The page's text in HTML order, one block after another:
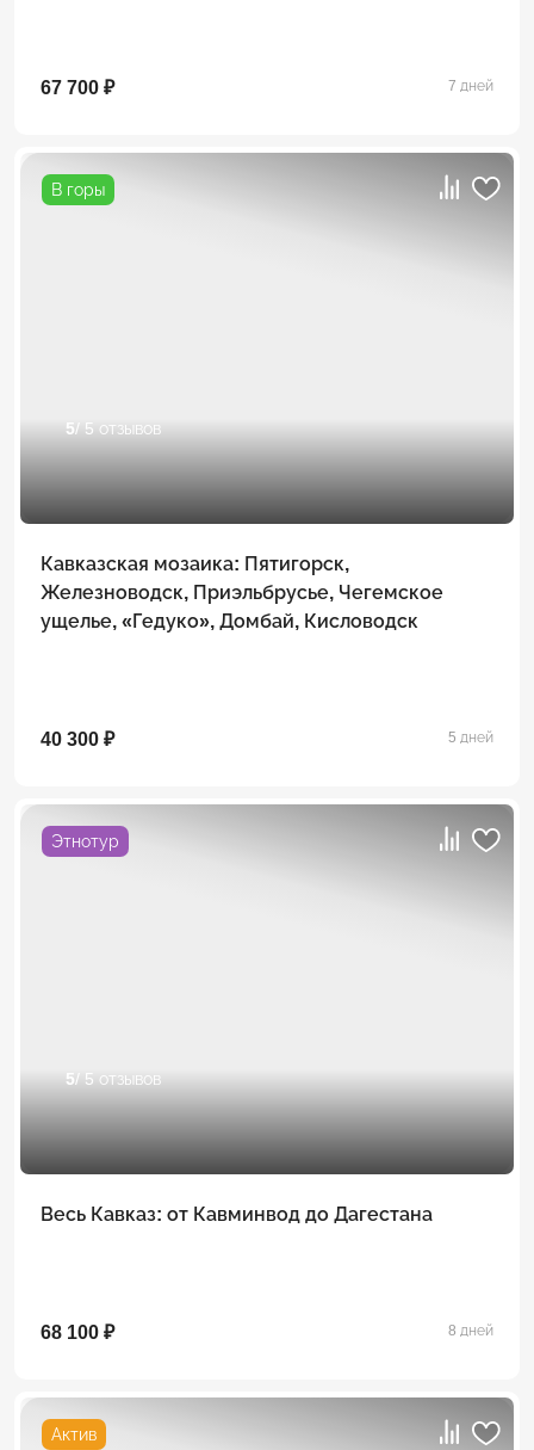
67 700 ₽ 7 дней
В горы
5/ 5 отзывов
Кавказская мозаика: Пятигорск,
Железноводск, Приэльбрусье, Чегемское
ущелье, «Гедуко», Домбай, Кисловодск
40 300 ₽ 5 дней
Этнотур
5/ 5 отзывов
Весь Кавказ: от Кавминвод до Дагестана
68 100 ₽ 8 дней
Актив